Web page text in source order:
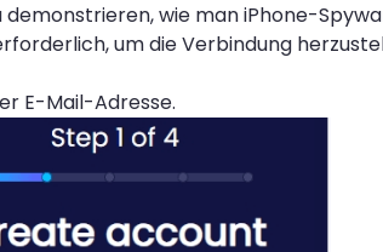
demonstrieren, wie man iPhone-
um die Verbindung
E-Mail-Adresse.